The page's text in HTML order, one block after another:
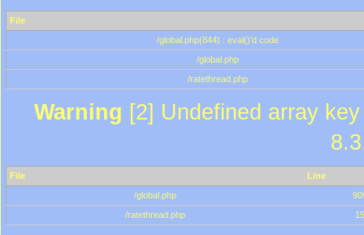
File
/global.php(844) : eval()'d code
/global.php
/ratethread.php
Warning [2] Undefined array
File
Line
/global.php
/ratethread.php
15